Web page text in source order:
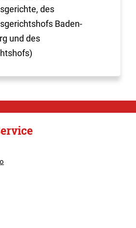
des
Baden-
und des